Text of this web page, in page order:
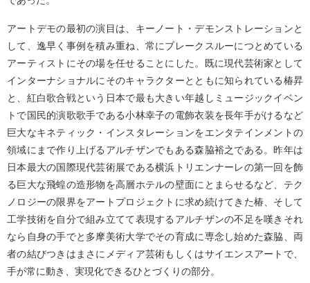
アートデモの最初の演目は、キーノート・デモンストレーションと
して、逸早く事例を積み重ね、常にブレークスルーにつとめている
アーティストにその場を任せることにした。既に現代芸術家として
インターナショナルにそのキャラクターとともに知られている椿昇
と、紅白歌合戦という日本で最も大きい年越しミュージックイベン
トで国民的演歌歌手である小林幸子の電飾衣装を長年手がけるなど
巨大なキネティック・インスタレーションをエンタテインメントの
領域にまで作り上げるアルチザンでもある森脇裕之である。昨年は
日本最大の国際現代芸術展である横浜トリエンナーレの第一回を飾
る巨大な飛蝗の造形物を高層ホテルの壁面にとまらせるなど、テク
ノロジーの限界をアートプロジェクトに求め続けてきた椿、そして
工学技術を自分で組み立てて表現するアルチザンの不足を嘆きそれ
なら自身の手でと多摩美術大学でその育成に専念し始めた森脇、両
者の結びつきはまさにメディア芸術もしくはサイエンスアートで、
手が常に動き、実現化できるひとづくりの部分。